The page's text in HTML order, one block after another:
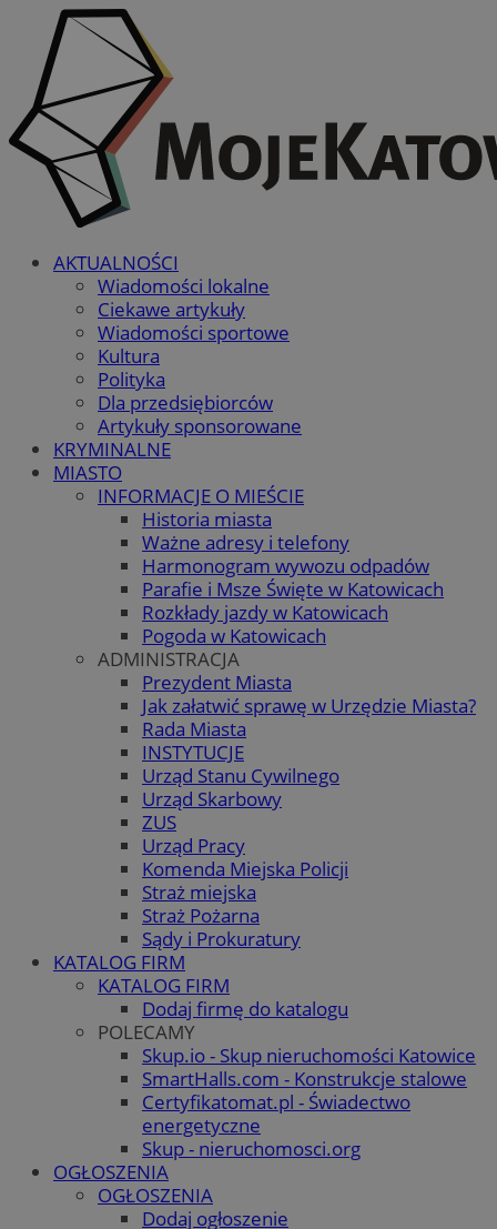
AKTUALNOŚCI
Wiadomości lokalne
Ciekawe artykuły
Wiadomości sportowe
Kultura
Polityka
Dla przedsiębiorców
Artykuły sponsorowane
KRYMINALNE
MIASTO
INFORMACJE O MIEŚCIE
Historia miasta
Ważne adresy i telefony
Harmonogram wywozu odpadów
Parafie i Msze Święte w Katowicach
Rozkłady jazdy w Katowicach
Pogoda w Katowicach
ADMINISTRACJA
Prezydent Miasta
Jak załatwić sprawę w Urzędzie Miasta?
Rada Miasta
INSTYTUCJE
Urząd Stanu Cywilnego
Urząd Skarbowy
ZUS
Urząd Pracy
Komenda Miejska Policji
Straż miejska
Straż Pożarna
Sądy i Prokuratury
KATALOG FIRM
KATALOG FIRM
Dodaj firmę do katalogu
POLECAMY
Skup.io - Skup nieruchomości Katowice
SmartHalls.com - Konstrukcje stalowe
Certyfikatomat.pl - Świadectwo
energetyczne
Skup - nieruchomosci.org
OGŁOSZENIA
OGŁOSZENIA
Dodaj ogłoszenie